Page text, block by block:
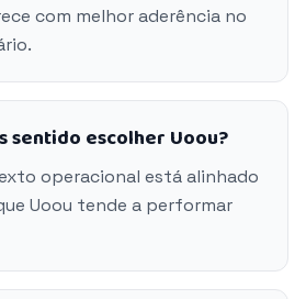
com melhor aderência no
sentido escolher Uoou?
operacional está alinhado
Uoou tende a performar